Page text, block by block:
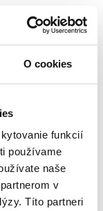
O cookies
funkcií
používame
naše
v
Títo partneri